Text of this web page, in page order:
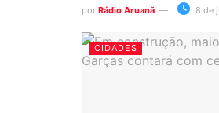
por Rádio Aruanã 8 de
CIDADES